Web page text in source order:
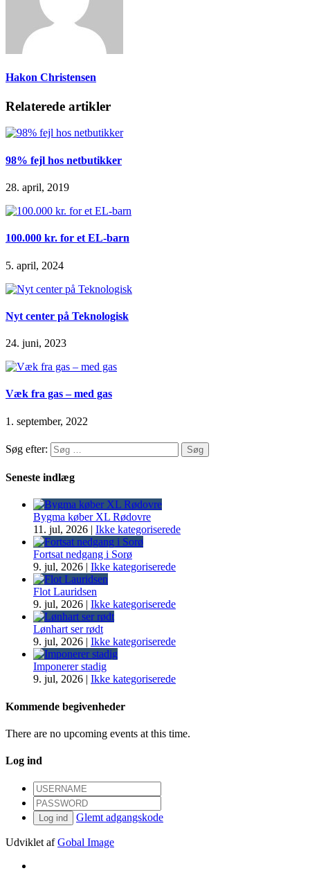
Hakon Christensen
Relaterede artikler
98% fejl hos netbutikker
28. april, 2019
100.000 kr. for et EL-barn
5. april, 2024
Nyt center på Teknologisk
24. juni, 2023
Væk fra gas – med gas
1. september, 2022
Søg efter:
Seneste indlæg
Bygma køber XL Rødovre
11. jul, 2026 | Ikke kategoriserede
Fortsat nedgang i Sorø
9. jul, 2026 | Ikke kategoriserede
Flot Lauridsen
9. jul, 2026 | Ikke kategoriserede
Lønhart ser rødt
9. jul, 2026 | Ikke kategoriserede
Imponerer stadig
9. jul, 2026 | Ikke kategoriserede
Kommende begivenheder
There are no upcoming events at this time.
Log ind
Log ind Glemt adgangskode
Udviklet afGobal Image